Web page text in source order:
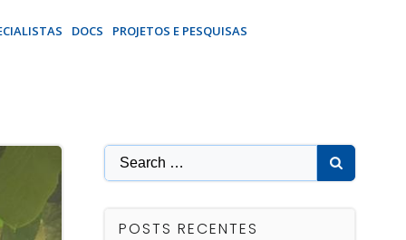
DOCS PROJETOS E PESQUISAS
Search
for:
POSTS RECENTES